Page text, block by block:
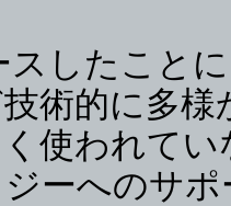
スしたこと
術的に多
使われて
ーへのサ